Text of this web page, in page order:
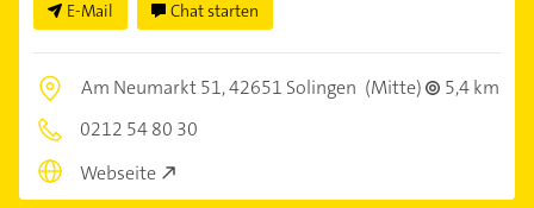
E-Mail Chat starten
Am Neumarkt 51,42651 Solingen (Mitte)
5,4 km
0212 54 80 30
Webseite